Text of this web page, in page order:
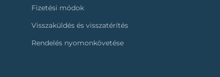
Fizetési módok
Visszaküldés és visszatérítés
Rendelés nyomonkövetése